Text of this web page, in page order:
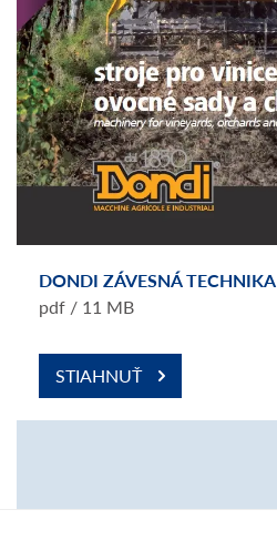
DONDI ZÁVESNÁ TECHNIKA
pdf / 11 MB
STIAHNUŤ